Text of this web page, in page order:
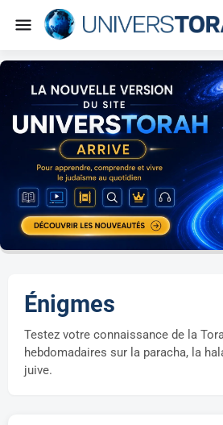
Énigmes
Testez votre connaissance de la
hebdomadaires sur la paracha, la
juive.